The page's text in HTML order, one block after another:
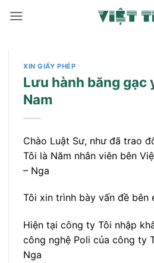
qua
XIN GIẤY PHÉP
Lưu hành băng gạc
Nam
Chào Luật Sư, như đã trao
Tôi là Năm nhân viên bên
– Nga
Tôi xin trình bày vấn đề bên
Hiện tại công ty Tôi nhập
công nghệ Poli của công ty
Nga